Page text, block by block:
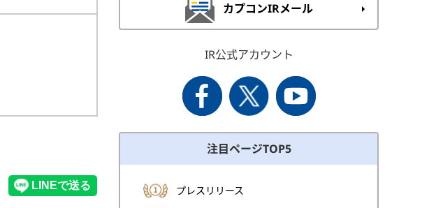
カプコンIRメール
IR公式アカウント
注目ページTOP5
プレスリリース